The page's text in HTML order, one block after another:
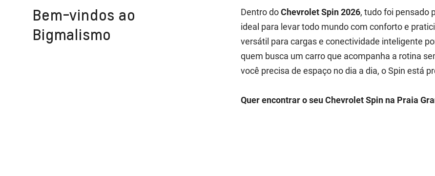
Bem-vindos ao
Bigmalismo
Dentro doChevrolet Spin 2026, tudo foi pensado
ideal para levar todo mundo com conforto e
versátil para cargas e conectividade inteligente
quem busca um carro que acompanha a rotina
você precisa de espaço no dia a dia, o Spin está
Quer encontrar o seu Chevrolet Spin na Praia